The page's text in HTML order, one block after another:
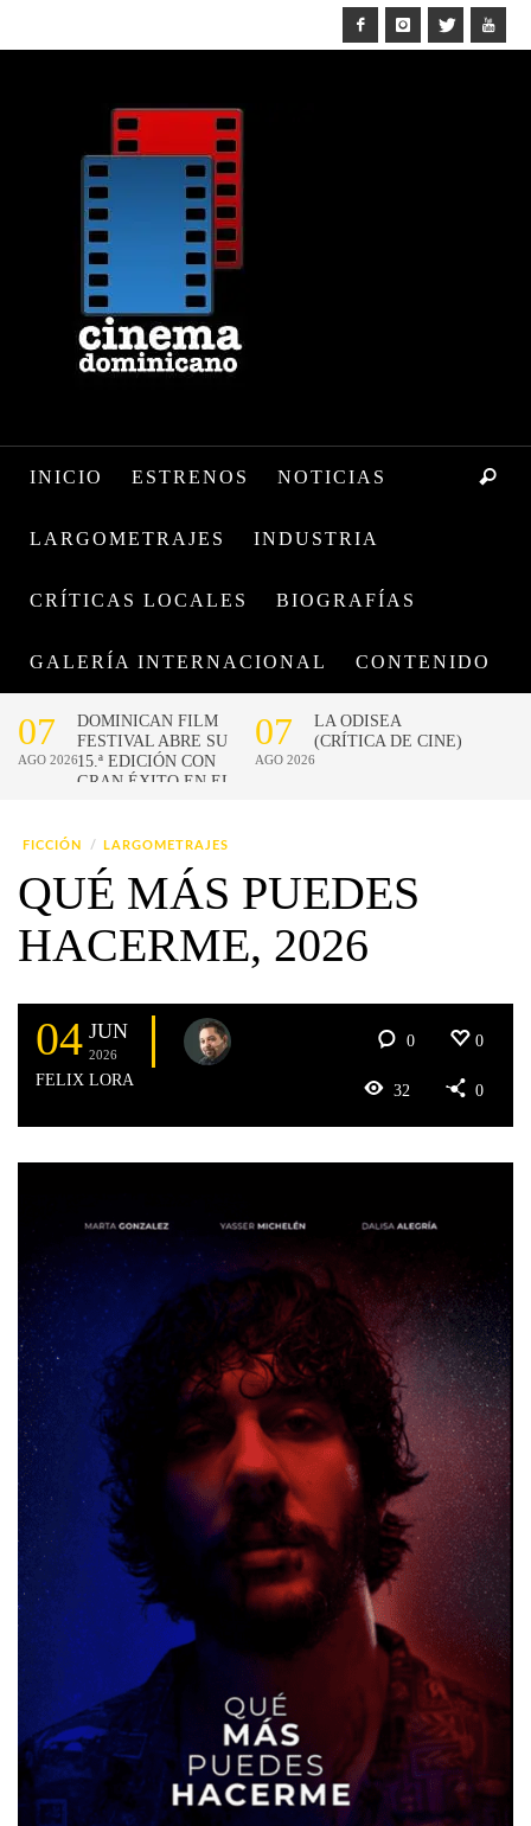
INICIO ESTRENOS NOTICIAS
LARGOMETRAJES INDUSTRIA
CRÍTICAS LOCALES BIOGRAFÍAS
GALERÍA INTERNACIONAL CONTENIDO
FICCIÓN LARGOMETRAJES
QUÉ MÁS PUEDES
HACERME, 2026
04 JUN
2026
FELIX LORA
0 0
32 0